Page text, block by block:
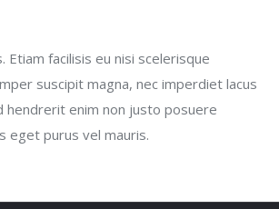
Etiam facilisis eu nisi scelerisque
suscipit magna, nec imperdiet lacus
hendrerit enim non justo posuere
eget purus vel mauris.